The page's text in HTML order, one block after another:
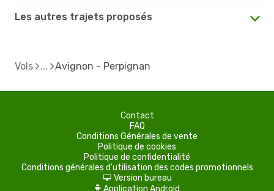
Les autres trajets proposés
Vols Avignon - Perpignan
Contact
FAQ
Conditions Générales de vente
Politique de cookies
Politique de confidentialité
Conditions générales d'utilisation des codes promotionnels
d Version bureau
A Application Android